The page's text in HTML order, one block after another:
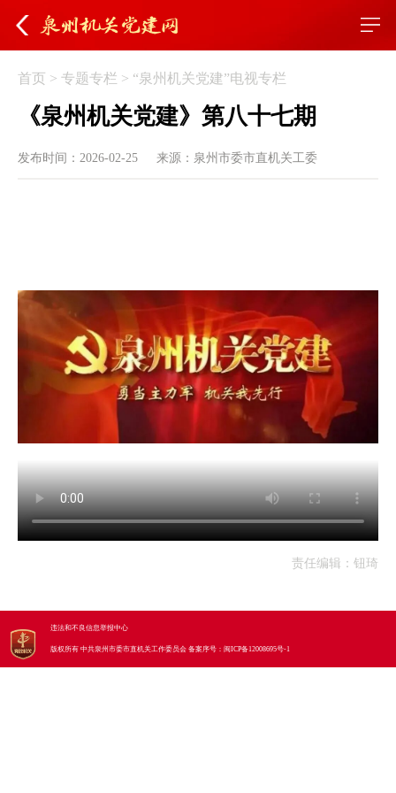
首页 >专题专栏 > “泉州机关党建”电视专栏
《泉州机关党建》第八十七期
发布时间：2026-02-25 来源：泉州市委市直机关工委
责任编辑：钮琦
违法和不良信息举报中心
版权所有 中共泉州市委市直机关工作委员会备案序号： 闽ICP备12008695号-1